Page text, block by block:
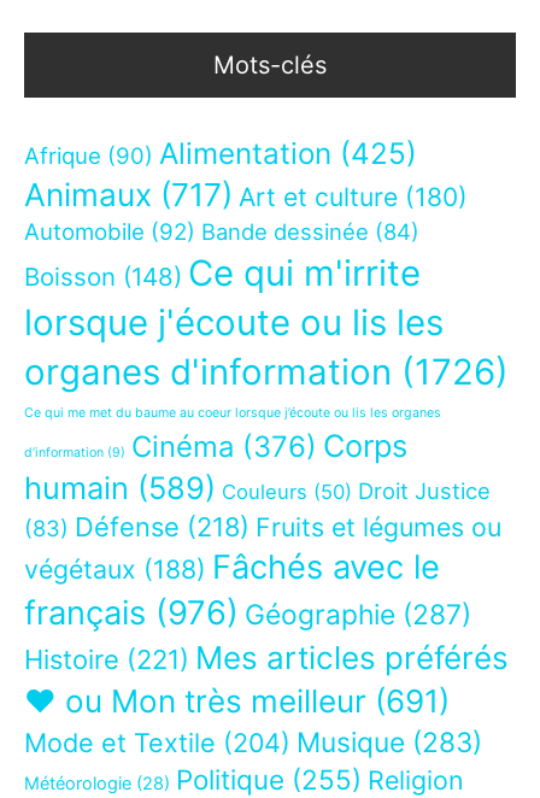
Mots-clés
Afrique (90) Alimentation (425)
Animaux (717) Art et culture (180)
Automobile (92) Bande dessinée (84)
Boisson (148) Ce qui m'irrite
lorsque j'écoute ou lis les
organes d'information (1726)
Ce qui me met du baume au coeur lorsque j’écoute ou lis les organes
d’information (9) Cinéma (376) Corps
humain (589) Couleurs (50) Droit Justice
(83) Défense (218) Fruits et légumes ou
végétaux (188) Fâchés avec le
français (976) Géographie (287)
Histoire (221) Mes articles préférés
❤ ou Mon très meilleur (691)
Mode et Textile (204) Musique (283)
Météorologie (28) Politique (255) Religion